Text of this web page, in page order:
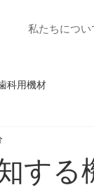
私たちについ
科用機材
する